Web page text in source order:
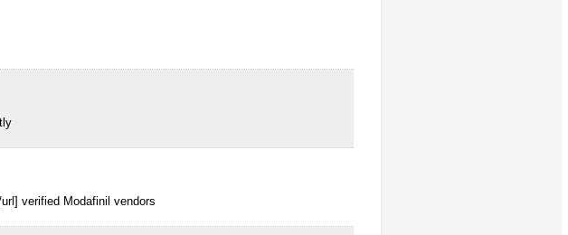
verified Modafinil vendors